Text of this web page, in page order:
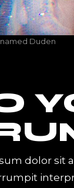
Duden
dolor sit